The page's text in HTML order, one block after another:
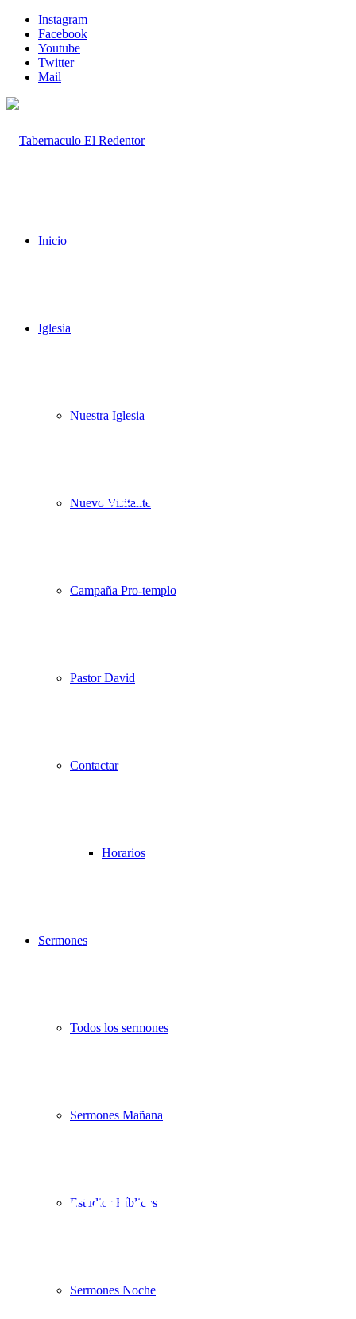
Instagram
Facebook
Youtube
Twitter
Mail
Inicio
Iglesia
Nuestra Iglesia
Nuevo Visitante
Campaña Pro-templo
Pastor David
Contactar
Horarios
Sermones
Todos los sermones
Sermones Mañana
Estudios Bíblicos
Sermones Noche
celebrar?
celebrar?